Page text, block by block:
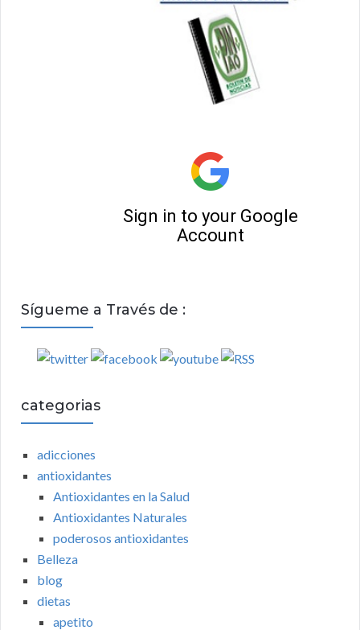
Sígueme a Través de :
categorias
adicciones
antioxidantes
Antioxidantes en la Salud
Antioxidantes Naturales
poderosos antioxidantes
Belleza
blog
dietas
apetito